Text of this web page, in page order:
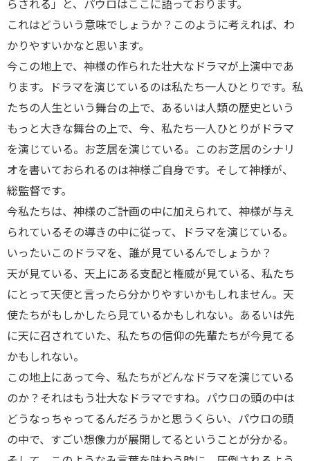
らされる」と、パウロはここに語っております。
これはどういう意味でしょうか？このように考えれば、わ
かりやすいかなと思います。
今この地上で、神様の作られた壮大なドラマが上演中であ
ります。ドラマを演じているのは私たち一人ひとりです。私
たちの人生という舞台の上で、あるいは人類の歴史という
もっと大きな舞台の上で、今、私たち一人ひとりがドラマ
を演じている。お芝居を演じている。このお芝居のシナリ
オを書いておられるのは神様ご自身です。そして神様が、
総監督です。
今私たちは、神様のご計画の中に加えられて、神様が与え
られているその導きの中に従って、ドラマを演じている。
いったいこのドラマを、誰が見ているんでしょうか？
天が見ている、天上にある支配と権威が見ている、私たち
にとって天使と言ったら分かりやすいかもしれません。天
使たちがもしかしたら見ているかもしれない。あるいは先
に天に召されていた、私たちの信仰の先輩たちが今見てる
かもしれない。
この地上にあって今、私たちがどんなドラマを演じている
のか？それはもう壮大なドラマですね。パウロの頭の中は
どうなっちゃってるんだろうかと思うくらい、パウロの頭
の中で、すごい想像力が展開してるということが分かる。